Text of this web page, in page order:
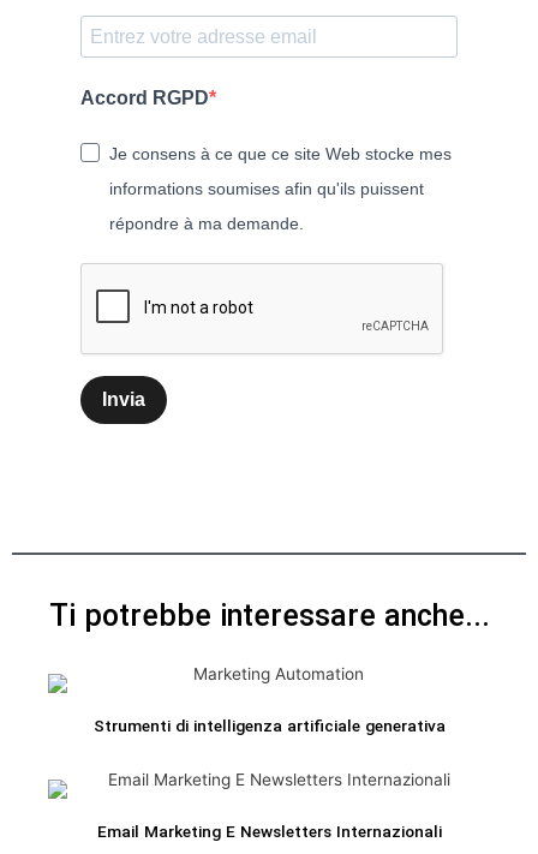
Accord RGPD
Je consens à ce que ce site Web stocke mes
informations soumises afin qu'ils puissent
répondre à ma demande.
Invia
Ti potrebbe interessare anche...
Strumenti di intelligenza artificiale generativa
Email Marketing E Newsletters Internazionali